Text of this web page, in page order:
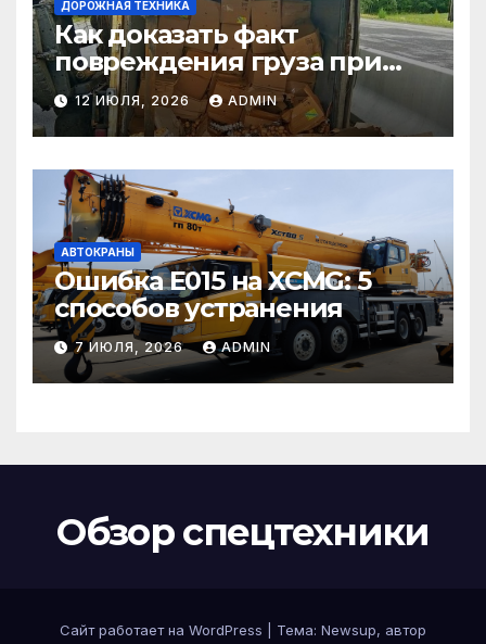
ДОРОЖНАЯ ТЕХНИКА
Как доказать факт
повреждения груза при
страховом случае
12 ИЮЛЯ, 2026 ADMIN
АВТОКРАНЫ
Ошибка E015 на XCMG: 5
способов устранения
7 ИЮЛЯ, 2026 ADMIN
Обзор спецтехники
Сайт работает на WordPress Тема: Newsup, автор